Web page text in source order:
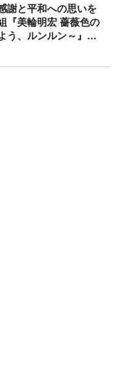
謝と平和への思いを
『美輪明宏 薔薇色の
う、ルンルン～』